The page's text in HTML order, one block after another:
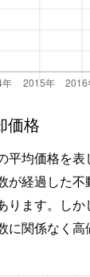
価格
平均価格を表
が経過した
ります。し
に関係なく